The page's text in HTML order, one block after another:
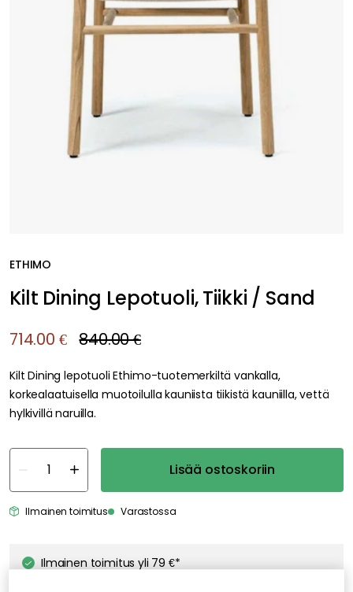
ETHIMO
Kilt Dining Lepotuoli, Tiikki / Sand
714.00 € 840.00 €
Kilt Dining lepotuoli Ethimo-tuotemerkiltä vankalla,
korkealaatuisella muotoilulla kauniista tiikistä kauniilla, vettä
hylkivillä naruilla.
Lisää ostoskoriin
Ilmainen toimitus Varastossa
Ilmainen toimitus yli 79 €*